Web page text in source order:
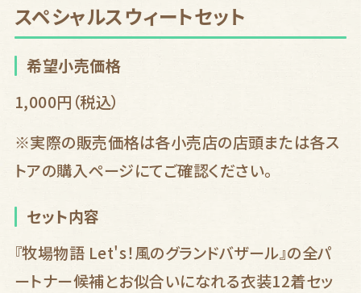
スペシャルスウィートセット
希望小売価格
1,000円 （税込）
※実際の販売価格は各小売店の店頭または各ス
トアの購入ページにてご確認ください。
セット内容
『牧場物語 Let's！風のグランドバザール』の全パ
ートナー候補とお似合いになれる衣装12着セッ